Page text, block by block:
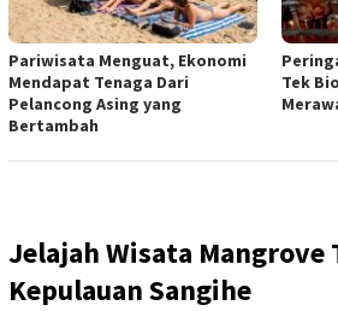
Pariwisata Menguat, Ekonomi
Mendapat Tenaga Dari
Pelancong Asing yang
Bertambah
Tek
Jelajah Wisata Mangrove
Kepulauan Sangihe